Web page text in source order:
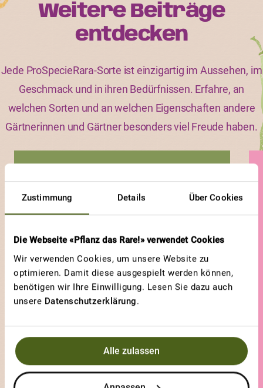
Zustimmung Details Über Cookies
Die Webseite «Pflanz das Rare!» verwendet Cookies
Wir verwenden Cookies, um unsere Website zu
optimieren. Damit diese ausgespielt werden können,
benötigen wir Ihre Einwilligung. Lesen Sie dazu auch
unsere Datenschutzerklärung.
Alle zulassen
Weitere Beiträge
entdecken
Jede ProSpecieRara-Sorte ist einzigartig im Aussehen, im
Geschmack und in ihren Bedürfnissen. Erfahre, an
welchen Sorten und an welchen Eigenschaften andere
Gärtnerinnen und Gärtner besonders viel Freude haben.
Die schönste Rande der
Welt